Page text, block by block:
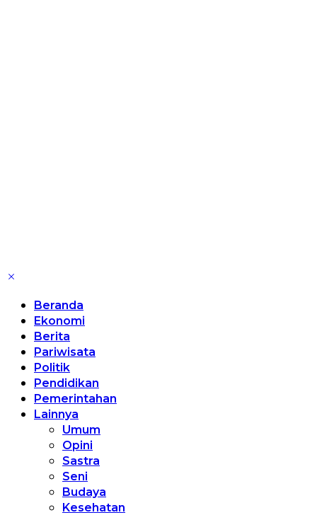
Beranda
Ekonomi
Berita
Pariwisata
Politik
Pendidikan
Pemerintahan
Lainnya
Umum
Opini
Sastra
Seni
Budaya
Kesehatan